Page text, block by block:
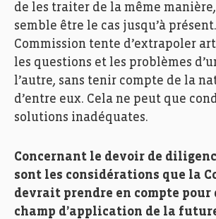
de les traiter de la même
semble être le cas jusqu’à
Commission tente d’extrapoler
les questions et les problèmes
l’autre, sans tenir compte de la
d’entre eux. Cela ne peut que
solutions inadéquates.
Concernant le devoir de
sont les considérations que la
devrait prendre en compte
champ d’application de la